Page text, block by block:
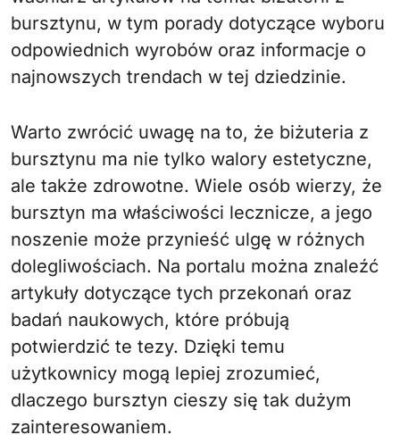
bursztynu, w tym porady dotyczące wyboru
odpowiednich wyrobów oraz informacje o
najnowszych trendach w tej dziedzinie.
Warto zwrócić uwagę na to, że biżuteria z
bursztynu ma nie tylko walory estetyczne,
ale także zdrowotne. Wiele osób wierzy, że
bursztyn ma właściwości lecznicze, a jego
noszenie może przynieść ulgę w różnych
dolegliwościach. Na portalu można znaleźć
artykuły dotyczące tych przekonań oraz
badań naukowych, które próbują
potwierdzić te tezy. Dzięki temu
użytkownicy mogą lepiej zrozumieć,
dlaczego bursztyn cieszy się tak dużym
zainteresowaniem.